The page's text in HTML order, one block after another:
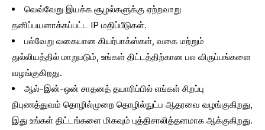
வெவ்வேறு இயக்க சூழல்களுக்கு ஏற்றவாறு
தனிப்பயனாக்கப்பட்ட IP மதிப்பீடுகள்.
பல்வேறு வகையான கியர்பாக்ஸ்கள், வகை மற்றும்
துல்லியத்தில் மாறுபடும், உங்கள் திட்டத்திற்கான பல விருப்பங்களை
வழங்குகிறது.
ஆல்-இன்-ஒன் சாதனத் தயாரிப்பில் எங்கள் சிறப்பு
நிபுணத்துவம் தொழில்முறை தொழில்நுட்ப ஆதரவை வழங்குகிறது,
இது உங்கள் திட்டங்களை மிகவும் புத்திசாலித்தனமாக ஆக்குகிறது.